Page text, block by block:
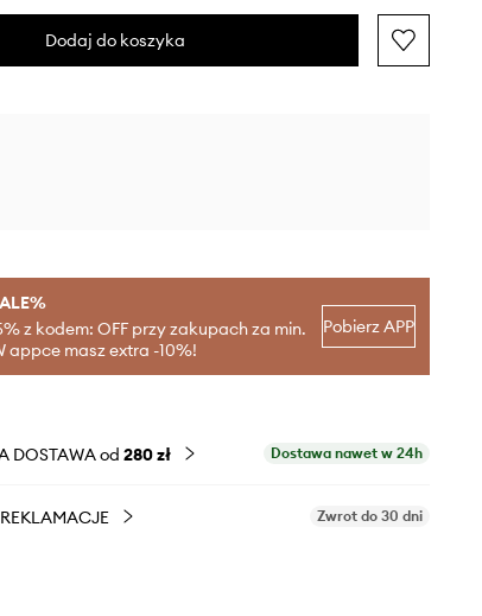
Dodaj do koszyka
z kodem: OFF przy zakupach za min.
appce masz extra -10%!
Pobierz APP
DOSTAWA od 280 zł Dostawa nawet w 24h
Zwrot do 30 dni